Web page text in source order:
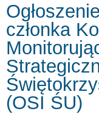
członka
(OSI ŚU)